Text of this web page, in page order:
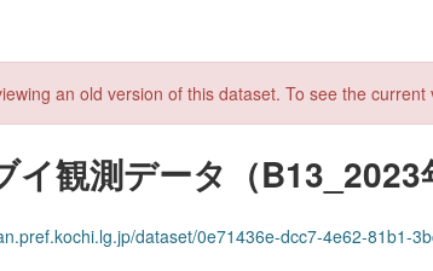
an old version of this dataset. To see the current
イ観測データ（B13_2023
dataset/0e71436e-dcc7-4e62-81b1-